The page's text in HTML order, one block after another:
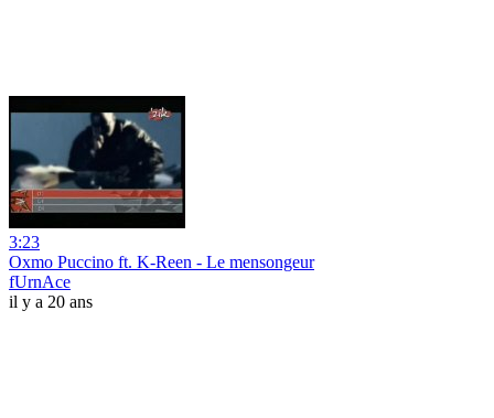
3:23
Oxmo Puccino ft. K-Reen - Le mensongeur
fUrnAce
il y a 20 ans